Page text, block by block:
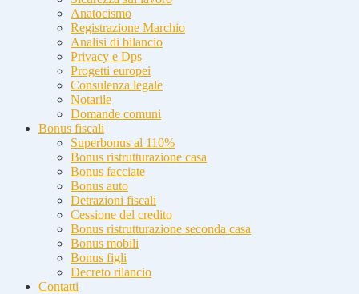
Anatocismo
Registrazione Marchio
Analisi di bilancio
Privacy e Dps
Progetti europei
Consulenza legale
Notarile
Domande comuni
Bonus fiscali
Superbonus al 110%
Bonus ristrutturazione casa
Bonus facciate
Bonus auto
Detrazioni fiscali
Cessione del credito
Bonus ristrutturazione seconda casa
Bonus mobili
Bonus figli
Decreto rilancio
Contatti